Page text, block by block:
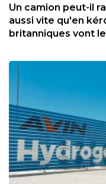
Un camion peut-il
aussi vite qu'en
britanniques vont